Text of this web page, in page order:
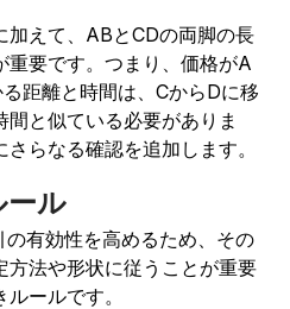
加えて、ABとCDの両脚の長
重要です。つまり、価格がA
距離と時間は、CからDに移
と似ている必要がありま
らなる確認を追加します。
ール
有効性を高めるため、その
方法や形状に従うことが重要
ールです。